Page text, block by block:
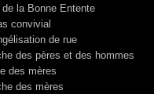
de la Bonne Entente
convivial
de rue
des pères et des hommes
des mères
des mères